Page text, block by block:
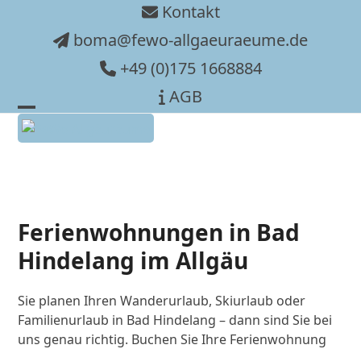
Kontakt
boma@fewo-allgaeuraeume.de
+49 (0)175 1668884
AGB
Open
Close
Ferienwohnungen in Bad
Hindelang im Allgäu
Sie planen Ihren Wanderurlaub, Skiurlaub oder
Familienurlaub in Bad Hindelang – dann sind Sie bei
uns genau richtig. Buchen Sie Ihre Ferienwohnung